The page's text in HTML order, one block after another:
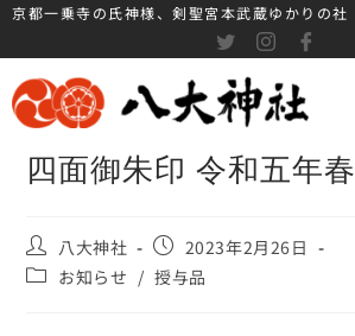
京都一乗寺の氏神様、剣聖宮本武蔵ゆかりの社
四面御朱印 令和五年春
八大神社
2023年2月26日
お知らせ / 授与品